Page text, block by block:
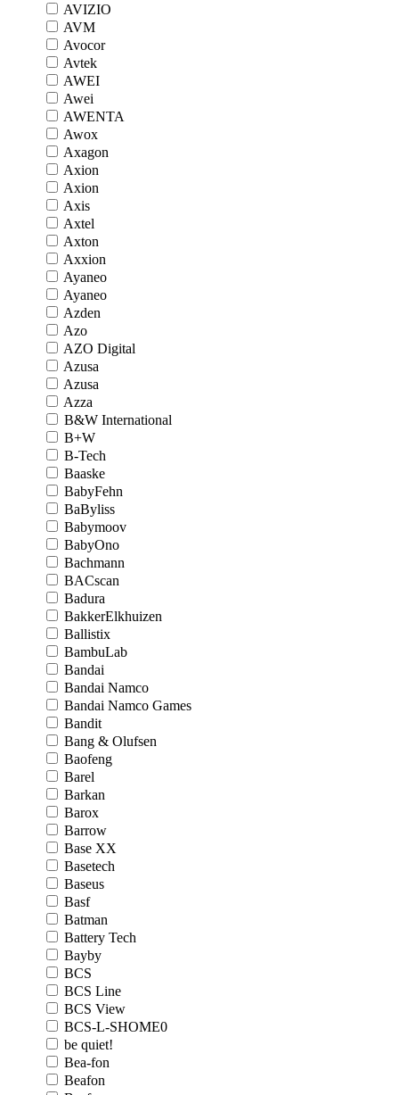
AVIZIO
AVM
Avocor
Avtek
AWEI
Awei
AWENTA
Awox
Axagon
Axion
Axion
Axis
Axtel
Axton
Axxion
Ayaneo
Ayaneo
Azden
Azo
AZO Digital
Azusa
Azusa
Azza
B&W International
B+W
B-Tech
Baaske
BabyFehn
BaByliss
Babymoov
BabyOno
Bachmann
BACscan
Badura
BakkerElkhuizen
Ballistix
BambuLab
Bandai
Bandai Namco
Bandai Namco Games
Bandit
Bang & Olufsen
Baofeng
Barel
Barkan
Barox
Barrow
Base XX
Basetech
Baseus
Basf
Batman
Battery Tech
Bayby
BCS
BCS Line
BCS View
BCS-L-SHOME0
be quiet!
Bea-fon
Beafon